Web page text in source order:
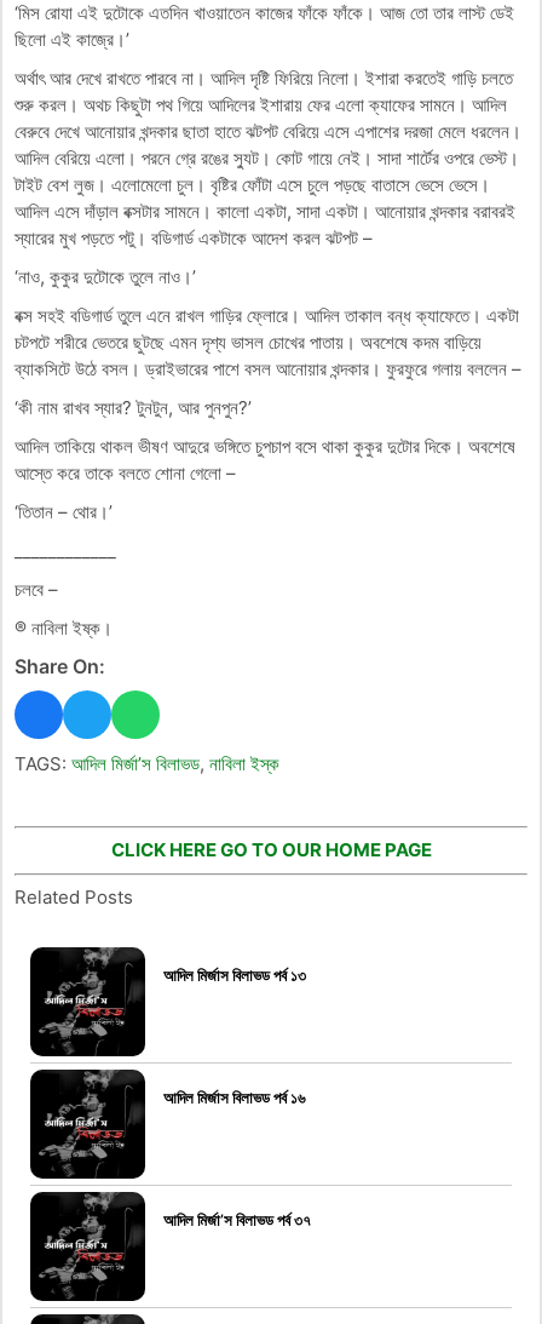
‘মিস রোযা এই দুটোকে এতদিন খাওয়াতেন কাজের ফাঁকে ফাঁকে। আজ তো তার লাস্ট ডেই
ছিলো এই কাজে্র।’
অর্থাৎ আর দেখে রাখতে পারবে না। আদিল দৃষ্টি ফিরিয়ে নিলো। ইশারা করতেই গাড়ি চলতে
শুরু করল। অথচ কিছুটা পথ গিয়ে আদিলের ইশারায় ফের এলো ক্যাফের সামনে। আদিল
বেরুবে দেখে আনোয়ার খন্দকার ছাতা হাতে ঝটপট বেরিয়ে এসে এপাশের দরজা মেলে ধরলেন।
আদিল বেরিয়ে এলো। পরনে গ্রে রঙের স্যুট। কোট গায়ে নেই। সাদা শার্টের ওপরে ভেস্ট।
টাইট বেশ লুজ। এলোমেলো চুল। বৃষ্টির ফোঁটা এসে চুলে পড়ছে বাতাসে ভেসে ভেসে।
আদিল এসে দাঁড়াল বক্সটার সামনে। কালো একটা, সাদা একটা। আনোয়ার খন্দকার বরাবরই
স্যারের মুখ পড়তে পটু। বডিগার্ড একটাকে আদেশ করল ঝটপট –
‘নাও, কুকুর দুটোকে তুলে নাও।’
বক্স সহই বডিগার্ড তুলে এনে রাখল গাড়ির ফ্লোরে। আদিল তাকাল বন্ধ ক্যাফেতে। একটা
চটপটে শরীরে ভেতরে ছুটছে এমন দৃশ্য ভাসল চোখের পাতায়। অবশেষে কদম বাড়িয়ে
ব্যাকসিটে উঠে বসল। ড্রাইভারের পাশে বসল আনোয়ার খন্দকার। ফুরফুরে গলায় বললেন –
‘কী নাম রাখব স্যার? টুনটুন, আর পুনপুন?’
আদিল তাকিয়ে থাকল ভীষণ আদুরে ভঙ্গিতে চুপচাপ বসে থাকা কুকুর দুটোর দিকে। অবশেষে
আস্তে করে তাকে বলতে শোনা গেলো –
‘তিতান – থোর।’
চলবে –
® নাবিলা ইষ্ক।
Share On:
TAGS: আদিল মির্জা’স বিলাভড, নাবিলা ইস্ক
CLICK HERE GO TO OUR HOME PAGE
Related Posts
আদিল মির্জাস বিলাভড পর্ব ১৩
আদিল মির্জাস বিলাভড পর্ব ১৬
আদিল মির্জা’স বিলাভড পর্ব ৩৭